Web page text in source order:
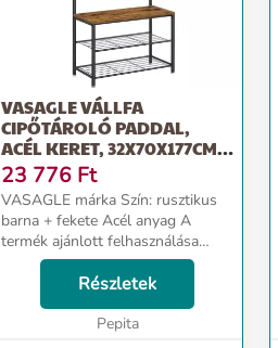
VASAGLE VÁLLFA
CIPŐTÁROLÓ PADDAL,
ACÉL KERET, 32X70X177CM,
IPARI,...
23 776 Ft
VASAGLE márka Szín: rusztikus
barna + fekete Acél anyag A
termék ajánlott felhasználása
Kabátok, kabátok, kalapok, cipők
Termék méretei: 32D x 70L x
177H centiméter A cikkről 3 az 1-
ben. [3 az 1-ben...
Részletek
Pepita